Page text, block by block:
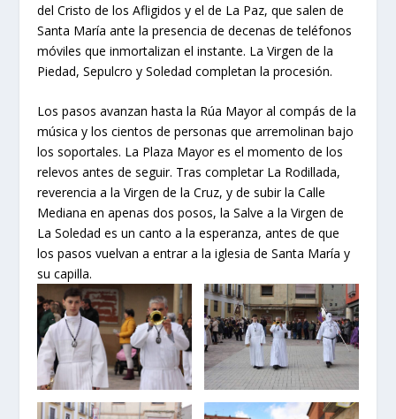
del Cristo de los Afligidos y el de La Paz, que salen de
Santa María ante la presencia de decenas de teléfonos
móviles que inmortalizan el instante. La Virgen de la
Piedad, Sepulcro y Soledad completan la procesión.
Los pasos avanzan hasta la Rúa Mayor al compás de la
música y los cientos de personas que arremolinan bajo
los soportales. La Plaza Mayor es el momento de los
relevos antes de seguir. Tras completar La Rodillada,
reverencia a la Virgen de la Cruz, y de subir la Calle
Mediana en apenas dos posos, la Salve a la Virgen de
La Soledad es un canto a la esperanza, antes de que
los pasos vuelvan a entrar a la iglesia de Santa María y
su capilla.